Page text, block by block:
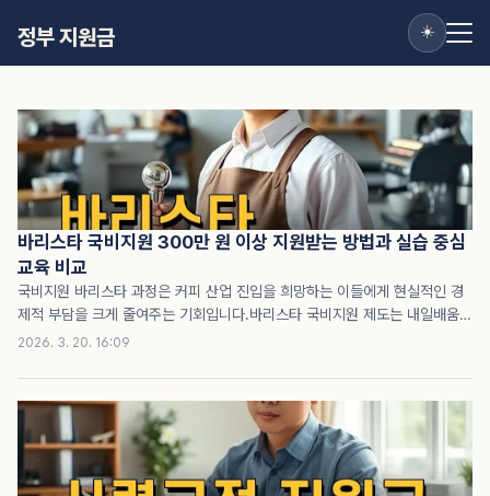
정부 지원금 ☀️
바리스타 국비지원 300만 원 이상 지원받는 방법과 실습 중심
교육 비교
국비지원 바리스타 과정은 커피 산업 진입을 희망하는 이들에게 현실적인 경
제적 부담을 크게 줄여주는 기회입니다.바리스타 국비지원 제도는 내일배움카
드 발급을 통해 최대 300만 원 이상 교육비를 지원받으며, 전문 학원에서 실
육비 부담 완화뿐 아니라 체계적인 커피 제조 기술 습득도 가능하게 하여, 취
업과 창업 준비에 도움을 줍니다.바리스타 국비지원 제도의 개요바리스타 국
비지원은 고용노동부에서 운영하는 지원 프로그램으로, 내일배움카드를 통해
신청할 수 있습니다.국민내일배움카드는 구직자, 재직자 모두 신청 가능하며,
일정 조건 충족 시 1인당 최대 300만 원에서 500만 원까지 훈련비를 지원합
2026. 3. 20. 16:09